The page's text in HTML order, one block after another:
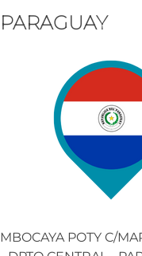
PARAGUAY
MBOCAYA POTY C/